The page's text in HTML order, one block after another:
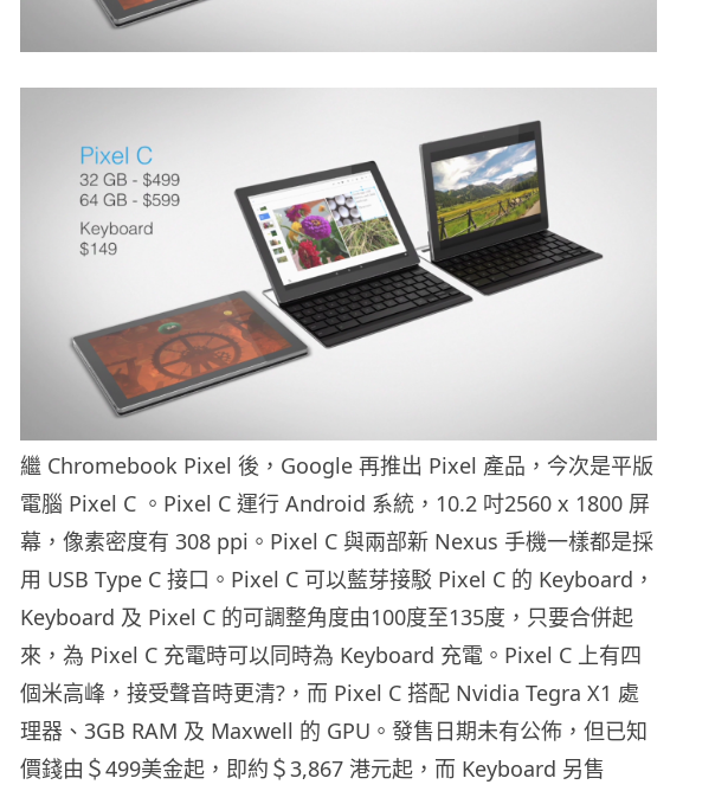
繼 Chromebook Pixel 後，Google 再推出 Pixel 產品，今次是平版
電腦 Pixel C 。Pixel C 運行 Android 系統，10.2 吋2560 x 1800 屏
幕，像素密度有 308 ppi。Pixel C 與兩部新 Nexus 手機一樣都是採
用 USB Type C 接口。Pixel C 可以藍芽接駁 Pixel C 的 Keyboard，
Keyboard 及 Pixel C 的可調整角度由100度至135度，只要合併起
來，為 Pixel C 充電時可以同時為 Keyboard 充電。Pixel C 上有四
個米高峰，接受聲音時更清?，而 Pixel C 搭配 Nvidia Tegra X1 處
理器、3GB RAM 及 Maxwell 的 GPU。發售日期未有公佈，但已知
價錢由＄499美金起，即約＄3,867 港元起，而 Keyboard 另售